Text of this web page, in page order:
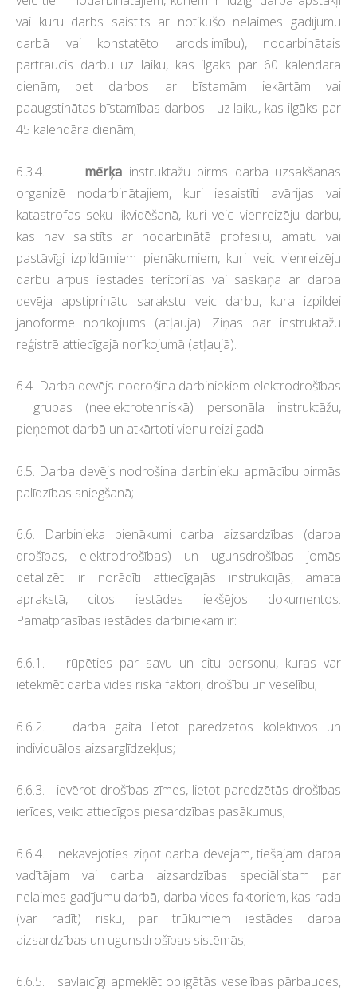
vai kuru darbs saistīts ar notikušo nelaimes gadījumu
darbā vai konstatēto arodslimību), nodarbinātais
pārtraucis darbu uz laiku, kas ilgāks par 60 kalendāra
dienām, bet darbos ar bīstamām iekārtām vai
paaugstinātas bīstamības darbos - uz laiku, kas ilgāks par
45 kalendāra dienām;
6.3.4. mērķa instruktāžu pirms darba uzsākšanas
organizē nodarbinātajiem, kuri iesaistīti avārijas vai
katastrofas seku likvidēšanā, kuri veic vienreizēju darbu,
kas nav saistīts ar nodarbinātā profesiju, amatu vai
pastāvīgi izpildāmiem pienākumiem, kuri veic vienreizēju
darbu ārpus iestādes teritorijas vai saskaņā ar darba
devēja apstiprinātu sarakstu veic darbu, kura izpildei
jānoformē norīkojums (atļauja). Ziņas par instruktāžu
reģistrē attiecīgajā norīkojumā (atļaujā).
6.4. Darba devējs nodrošina darbiniekiem elektrodrošības
I grupas (neelektrotehniskā) personāla instruktāžu,
pieņemot darbā un atkārtoti vienu reizi gadā.
6.5. Darba devējs nodrošina darbinieku apmācību pirmās
palīdzības sniegšanā;.
6.6. Darbinieka pienākumi darba aizsardzības (darba
drošības, elektrodrošības) un ugunsdrošības jomās
detalizēti ir norādīti attiecīgajās instrukcijās, amata
aprakstā, citos iestādes iekšējos dokumentos.
Pamatprasības iestādes darbiniekam ir:
6.6.1. rūpēties par savu un citu personu, kuras var
ietekmēt darba vides riska faktori, drošību un veselību;
6.6.2. darba gaitā lietot paredzētos kolektīvos un
individuālos aizsarglīdzekļus;
6.6.3. ievērot drošības zīmes, lietot paredzētās drošības
ierīces, veikt attiecīgos piesardzības pasākumus;
6.6.4. nekavējoties ziņot darba devējam, tiešajam darba
vadītājam vai darba aizsardzības speciālistam par
nelaimes gadījumu darbā, darba vides faktoriem, kas rada
(var radīt) risku, par trūkumiem iestādes darba
aizsardzības un ugunsdrošības sistēmās;
6.6.5. savlaicīgi apmeklēt obligātās veselības pārbaudes,